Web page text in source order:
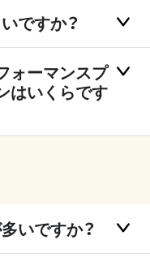
ですか？
ォーマンスプ
はいくらです
いですか？